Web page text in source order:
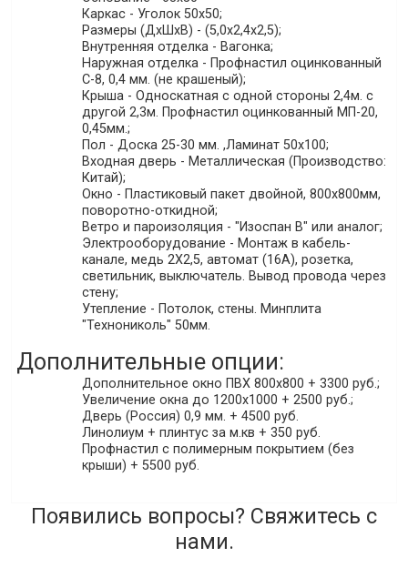
Каркас - Уголок 50х50;
Размеры (ДхШхВ) - (5,0х2,4х2,5);
Внутренняя отделка - Вагонка;
Наружная отделка - Профнастил оцинкованный
С-8, 0,4 мм. (не крашеный);
Крыша - Односкатная с одной стороны 2,4м. с
другой 2,3м. Профнастил оцинкованный МП-20,
0,45мм.;
Пол - Доска 25-30 мм. ,Ламинат 50х100;
Входная дверь - Металлическая (Производство:
Китай);
Окно - Пластиковый пакет двойной, 800х800мм,
поворотно-откидной;
Ветро и пароизоляция - "Изоспан В" или аналог;
Электрооборудование - Монтаж в кабель-
канале, медь 2Х2,5, автомат (16А), розетка,
светильник, выключатель. Вывод провода через
стену;
Утепление - Потолок, стены. Минплита
"Технониколь" 50мм.
Дополнительные опции:
Дополнительное окно ПВХ 800х800 + 3300 руб.;
Увеличение окна до 1200х1000 + 2500 руб.;
Дверь (Россия) 0,9 мм. + 4500 руб.
Линолиум + плинтус за м.кв + 350 руб.
Профнастил с полимерным покрытием (без
крыши) + 5500 руб.
Появились вопросы? Свяжитесь с
нами.